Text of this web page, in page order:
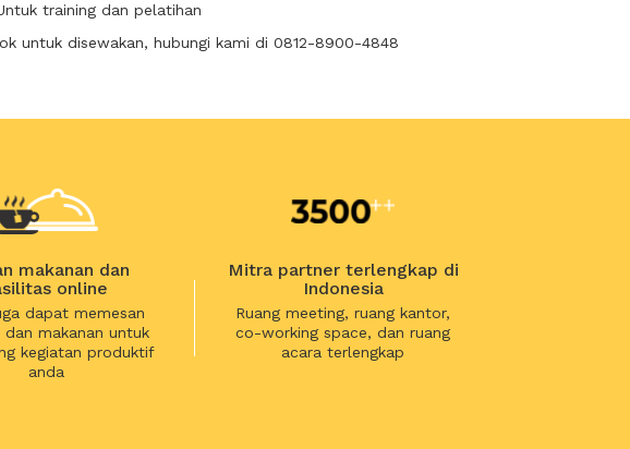
training dan pelatihan
untuk disewakan, hubungi kami di 0812-8900-4848
makanan dan
online
dapat memesan
makanan untuk
kegiatan produktif
anda
Mitra partner terlengkap di
Indonesia
Ruang meeting, ruang kantor,
co-working space, dan ruang
acara terlengkap